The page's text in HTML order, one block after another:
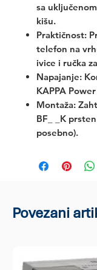
sa
kišu.
Praktičnost:
telefon na
ivice i ručka
Napajanje:
KAPPA
Montaža:
BF_ _K
posebno).
Povezani